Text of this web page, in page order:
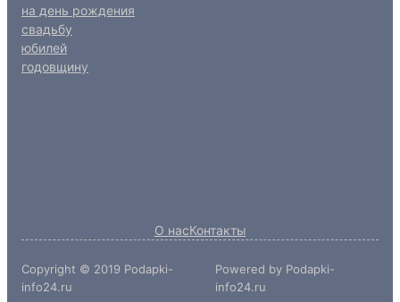
на день рождения
свадьбу
юбилей
годовщину
О насКонтакты
Copyright © 2019 Podapki-
info24.ru
Powered by Podapki-
info24.ru